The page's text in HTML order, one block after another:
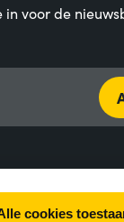
cookies
voor de